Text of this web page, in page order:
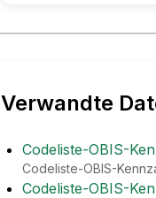
Verwandte
Codeliste-OBIS-
Codeliste-OBIS-
Codeliste-OBIS-